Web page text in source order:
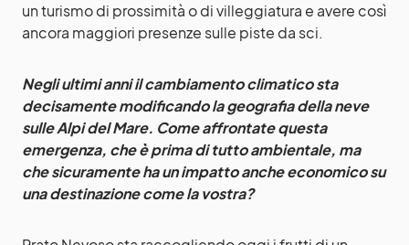
un turismo di prossimità o di villeggiatura e avere così
ancora maggiori presenze sulle piste da sci.
Negli ultimi anni il cambiamento climatico sta
decisamente modificando la geografia della neve
sulle Alpi del Mare. Come affrontate questa
emergenza, che è prima di tutto ambientale, ma
che sicuramente ha un impatto anche economico su
una destinazione come la vostra?